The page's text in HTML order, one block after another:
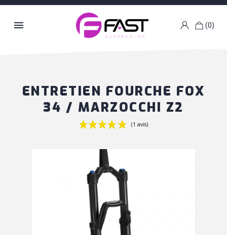
 g (0)
k
ENTRETIEN FOURCHE FOX
34 / MARZOCCHI Z2